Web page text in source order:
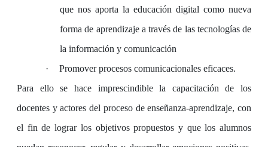
que nos aporta la educación digital como nueva
forma de aprendizaje a través de las tecnologías de
la información y comunicación
·
Promover procesos comunicacionales eficaces.
Para ello se hace imprescindible la capacitación de los
docentes y actores del proceso de enseñanza-aprendizaje, con
el fin de lograr los objetivos propuestos y que los alumnos